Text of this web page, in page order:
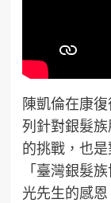
陳凱倫在康
列針對銀髮
的挑戰，也
「臺灣銀髮
光先生的感